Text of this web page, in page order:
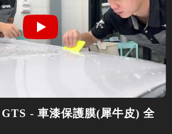
- 車漆保護膜(犀牛皮) 全